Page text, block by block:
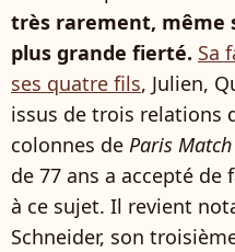
très rarement, même
plus grande fierté. Sa
ses quatre fils, Julien,
issus de trois relations
colonnes de Paris Match
de 77 ans a accepté de
à ce sujet. Il revient
Schneider, son